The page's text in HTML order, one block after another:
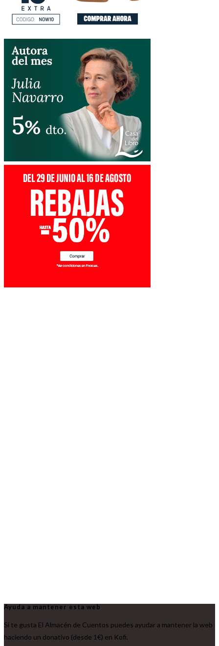
Ayuda a mantener esta web
Si te gusta El Almacén de Cuentos puedes ayudar a mantener la web
haciendo un donativo (desde 1€) en Kofi.